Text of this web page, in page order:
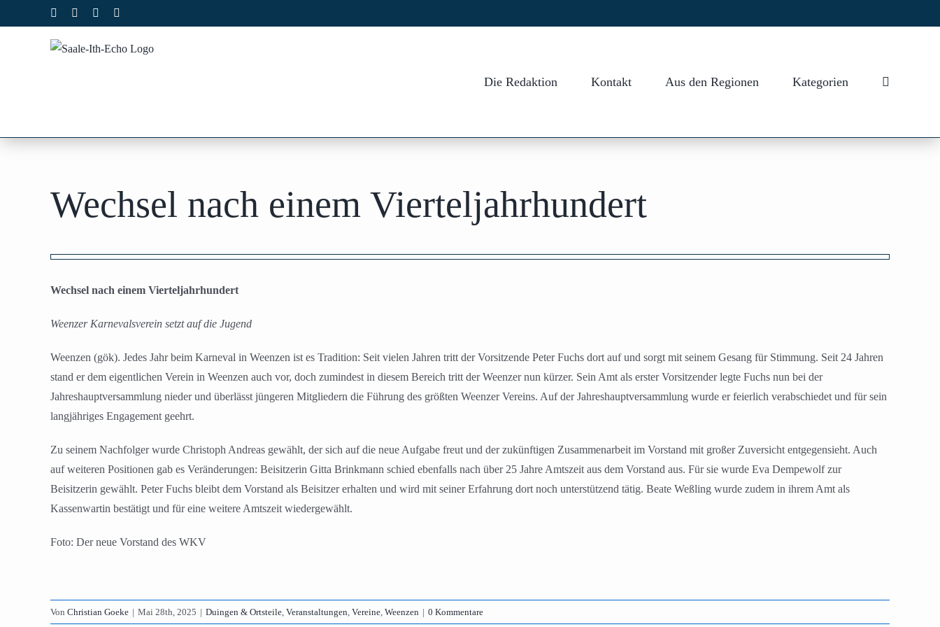
Inhalt
Facebook Instagram
Die Redaktion Kontakt Aus den Regionen Kategorien
Wechsel nach einem Vierteljahrhundert
grösseres
Wechsel nach einem Vierteljahrhundert
Weenzer Karnevalsverein setzt auf die Jugend
Weenzen (gök). Jedes Jahr beim Karneval in Weenzen ist es Tradition: Seit vielen Jahren tritt der Vorsitzende Peter Fuchs dort auf und sorgt mit seinem Gesang für Stimmung. Seit 24 Jahren
stand er dem eigentlichen Verein in Weenzen auch vor, doch zumindest in diesem Bereich tritt der Weenzer nun kürzer. Sein Amt als erster Vorsitzender legte Fuchs nun bei der
Jahreshauptversammlung nieder und überlässt jüngeren Mitgliedern die Führung des größten Weenzer Vereins. Auf der Jahreshauptversammlung wurde er feierlich verabschiedet und für sein
langjähriges Engagement geehrt.
Zu seinem Nachfolger wurde Christoph Andreas gewählt, der sich auf die neue Aufgabe freut und der zukünftigen Zusammenarbeit im Vorstand mit großer Zuversicht entgegensieht. Auch
auf weiteren Positionen gab es Veränderungen: Beisitzerin Gitta Brinkmann schied ebenfalls nach über 25 Jahre Amtszeit aus dem Vorstand aus. Für sie wurde Eva Dempewolf zur
Beisitzerin gewählt. Peter Fuchs bleibt dem Vorstand als Beisitzer erhalten und wird mit seiner Erfahrung dort noch unterstützend tätig. Beate Weßling wurde zudem in ihrem Amt als
Kassenwartin bestätigt und für eine weitere Amtszeit wiedergewählt.
Foto: Der neue Vorstand des WKV
Von Christian Goeke | Mai 28th, 2025 | Duingen & Ortsteile, Veranstaltungen, Vereine, Weenzen | 0 Kommentare